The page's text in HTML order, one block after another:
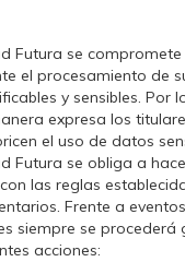
Futura se
el procesamiento de
y sensibles. Por
expresa los
el uso de datos
Futura se obliga a
las reglas
Frente a
siempre se
acciones: